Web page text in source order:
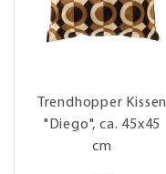
Trendhopper Kissen
"Diego", ca. 45x45
cm